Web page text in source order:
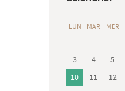
LUN MAR MER
3
4 5
10
11 12